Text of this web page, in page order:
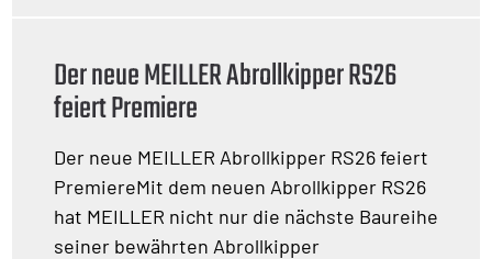
Der neue MEILLER Abrollkipper RS26
feiert Premiere
Der neue MEILLER Abrollkipper RS26 feiert
PremiereMit dem neuen Abrollkipper RS26
hat MEILLER nicht nur die nächste Baureihe
seiner bewährten Abrollkipper